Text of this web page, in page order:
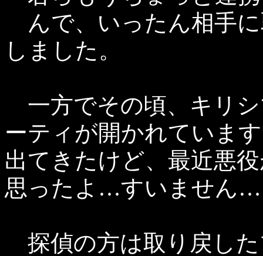
んで、いったん相手
しました。
一方でその頃、キリ
ーティが開かれていま
出てきたけど、最近悪
思ったよ…すいません
探偵の方は取り戻し